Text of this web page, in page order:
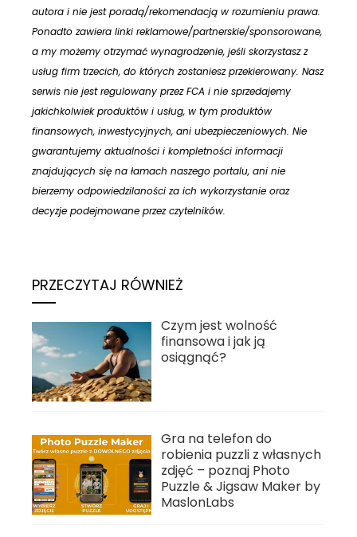
autora i nie jest poradą/rekomendacją w rozumieniu prawa.
Ponadto zawiera linki reklamowe/partnerskie/sponsorowane,
a my możemy otrzymać wynagrodzenie, jeśli skorzystasz z
usług firm trzecich, do których zostaniesz przekierowany. Nasz
serwis nie jest regulowany przez FCA i nie sprzedajemy
jakichkolwiek produktów i usług, w tym produktów
finansowych, inwestycyjnych, ani ubezpieczeniowych. Nie
gwarantujemy aktualności i kompletności informacji
znajdujących się na łamach naszego portalu, ani nie
bierzemy odpowiedzilaności za ich wykorzystanie oraz
decyzje podejmowane przez czytelników.
PRZECZYTAJ RÓWNIEŻ
Czym jest wolność
finansowa i jak ją
osiągnąć?
Gra na telefon do
robienia puzzli z własnych
zdjęć – poznaj Photo
Puzzle & Jigsaw Maker by
MaslonLabs